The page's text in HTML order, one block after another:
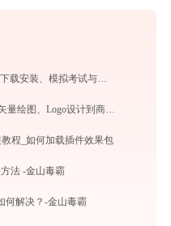
小黑课堂计算机题库使用教程：下载安装、模拟考试与高效刷题全攻略
Adobe Illustrator完全入门指南：矢量绘图、Logo设计到商业插画的必备工具详解
程_如何加载插件效果包
法 -金山毒霸
何解决？-金山毒霸